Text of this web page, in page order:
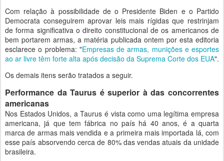
Com relação à possibilidade de o Presidente Biden e o Partido
Democrata conseguirem aprovar leis mais rígidas que restrinjam
de forma significativa o direito constitucional de os americanos de
bem portarem armas, a matéria publicada ontem por esta editoria
esclarece o problema: "Empresas de armas, munições e esportes
ao ar livre têm forte alta após decisão da Suprema Corte dos EUA".
Os demais itens serão tratados a seguir.
Performance da Taurus é superior à das concorrentes
americanas
Nos Estados Unidos, a Taurus é vista como uma legítima empresa
americana, já que tem fábrica no país há 40 anos, é a quarta
marca de armas mais vendida e a primeira mais importada lá, com
esse país absorvendo cerca de 80% das vendas atuais da unidade
brasileira.